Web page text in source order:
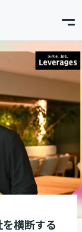
横断する